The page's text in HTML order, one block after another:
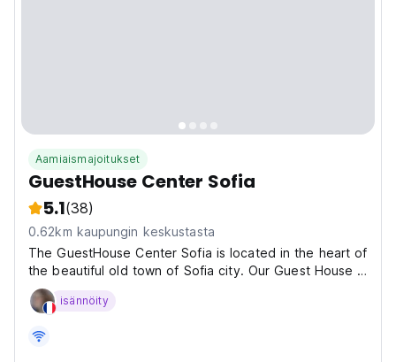
Aamiaismajoitukset
GuestHouse Center Sofia
5.1(38)
0.62km kaupungin keskustasta
The GuestHouse Center Sofia is located in the heart of
the beautiful old town of Sofia city. Our Guest House is
the perfect place for travelers who need inexpensive,
accommodation in bright, spacious and clean guest
isännöity